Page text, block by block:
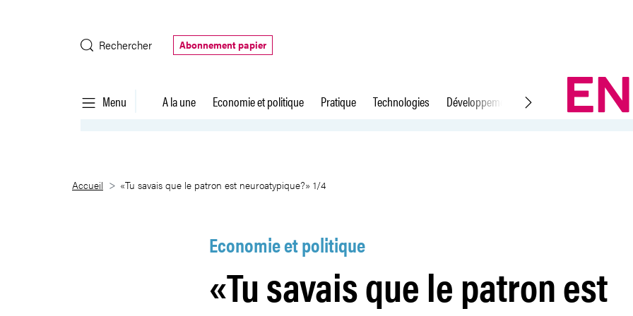
Rechercher
Abonnement papier
Menu A la une Economie et politique Pratique Technologies Développement durable Droit du travail
«Tu savais que le patron est neuroatypique?» 1/4
Accueil «Tu savais que le patron est neuroatypique?» 1/4
Economie et politique
«Tu savais que le patron est